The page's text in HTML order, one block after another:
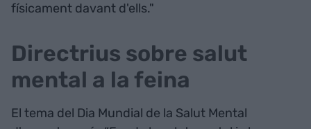
físicament davant d'ells."
Directrius sobre salut
mental a la feina
El tema del Dia Mundial de la Salut Mental